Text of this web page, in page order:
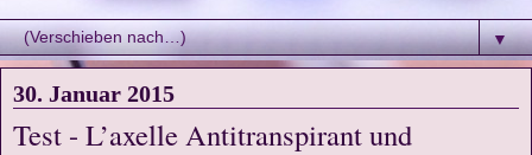
▼
30. Januar 2015
Test - L’axelle Antitranspirant und